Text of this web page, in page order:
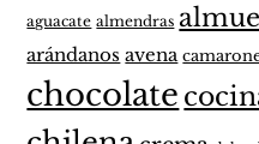
aguacate almendras
arándanos avena
chocolate